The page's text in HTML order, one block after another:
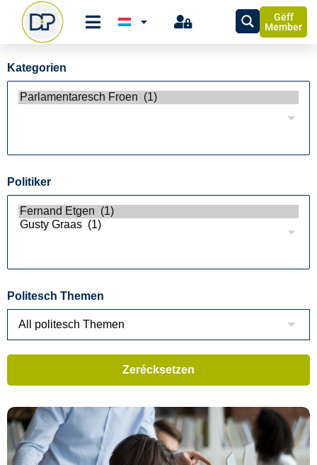
Gëff
Member
Kategorien
Politiker
Politesch Themen